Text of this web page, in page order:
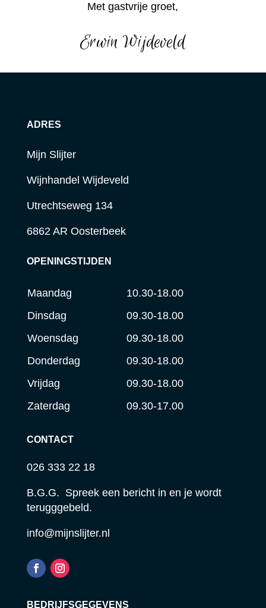
Met gastvrije groet,
Erwin Wijdeveld
ADRES
Mijn Slijter
Wijnhandel Wijdeveld
Utrechtseweg 134
6862 AR Oosterbeek
OPENINGSTIJDEN
Maandag
10.30-18.00
Dinsdag
09.30-18.00
Woensdag
09.30-18.00
Donderdag
09.30-18.00
Vrijdag
09.30-18.00
Zaterdag
09.30-17.00
CONTACT
026 333 22 18
B.G.G. Spreek een bericht in en je wordt
terugggebeld.
info@mijnslijter.nl
BEDRIJFSGEGEVENS